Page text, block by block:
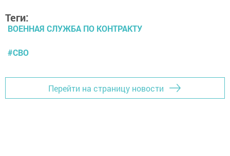
Теги:
ВОЕННАЯ СЛУЖБА ПО КОНТРАКТУ
#СВО
Перейти на страницу новости